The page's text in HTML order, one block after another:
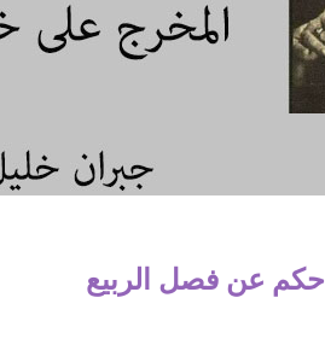
حكم عن فصل الربيع